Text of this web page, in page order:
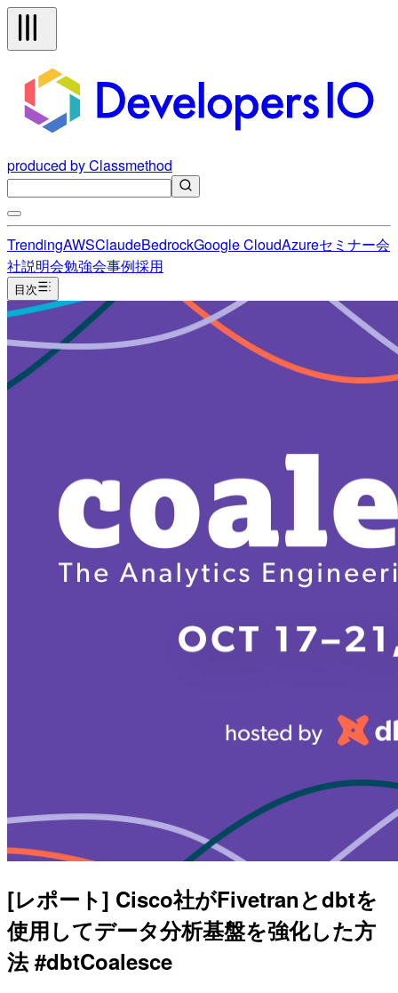
produced by Classmethod
TrendingAWSClaudeBedrockGoogle CloudAzureセミナー会
社説明会勉強会事例採用
目次
[レポート] Cisco社がFivetranとdbtを
使用してデータ分析基盤を強化した方
法 #dbtCoalesce